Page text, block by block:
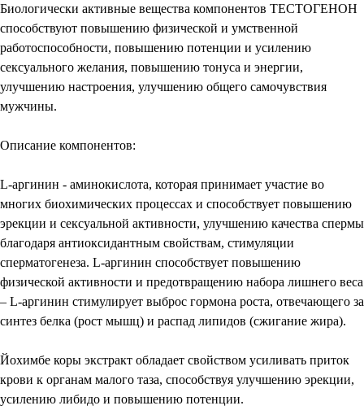
Биологически активные вещества компонентов ТЕСТОГЕНОН
способствуют повышению физической и умственной
работоспособности, повышению потенции и усилению
сексуального желания, повышению тонуса и энергии,
улучшению настроения, улучшению общего самочувствия
мужчины.
Описание компонентов:
L-аргинин - аминокислота, которая принимает участие во
многих биохимических процессах и способствует повышению
эрекции и сексуальной активности, улучшению качества спермы
благодаря антиоксидантным свойствам, стимуляции
сперматогенеза. L-аргинин способствует повышению
физической активности и предотвращению набора лишнего веса
– L-аргинин стимулирует выброс гормона роста, отвечающего за
синтез белка (рост мышц) и распад липидов (сжигание жира).
Йохимбе коры экстракт обладает свойством усиливать приток
крови к органам малого таза, способствуя улучшению эрекции,
усилению либидо и повышению потенции.